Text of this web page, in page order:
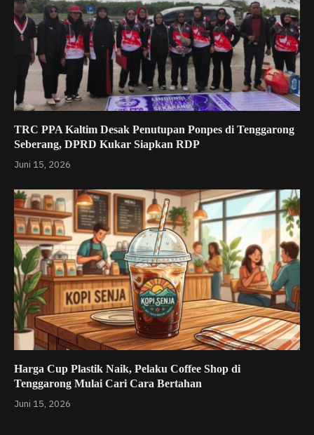
TRC PPA Kaltim Desak Penutupan Ponpes di Tenggarong
Seberang, DPRD Kukar Siapkan RDP
Juni 15, 2026
Harga Cup Plastik Naik, Pelaku Coffee Shop di
Tenggarong Mulai Cari Cara Bertahan
Juni 15, 2026